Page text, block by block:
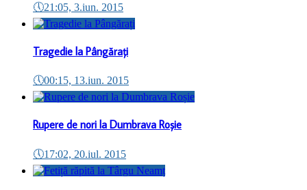
🕔21:05, 3.iun. 2015
Tragedie la Pângărați
🕔00:15, 13.iun. 2015
Rupere de nori la Dumbrava Roșie
🕔17:02, 20.iul. 2015